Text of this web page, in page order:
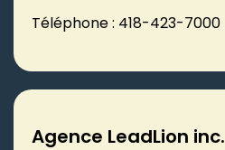
Téléphone : 418-423-7000
Agence LeadLion inc.